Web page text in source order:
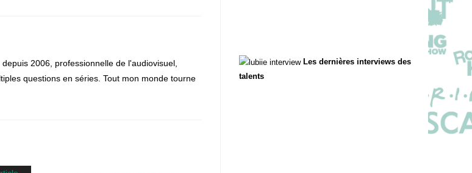
2006, professionnelle de l'audiovisuel,
questions en séries. Tout mon monde tourne
Les dernières interviews des
talents